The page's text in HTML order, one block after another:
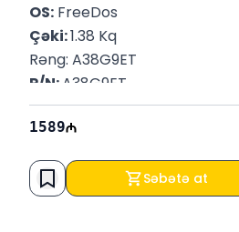
OS: FreeDos
Çəki: 1.38 Kq
Rəng: A38G9ET
P/N: A38G9ET
Zəmanət : 12 Ay
1589
Səbətə at